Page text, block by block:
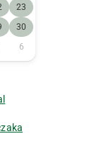
23
30
6